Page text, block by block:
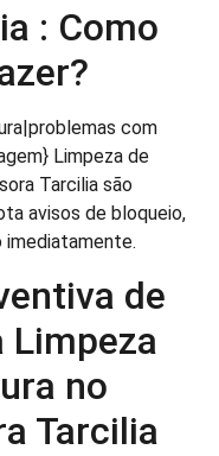
: Como
com
Limpeza de
Tarcilia são
avisos de bloqueio,
de
Limpeza
no
Tarcilia